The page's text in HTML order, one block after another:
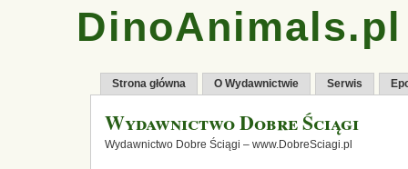
DinoAnimals.pl
Strona główna O Wydawnictwie Serwis
Wydawnictwo Dobre Ściągi
Wydawnictwo Dobre Ściągi – www.DobreSciagi.pl